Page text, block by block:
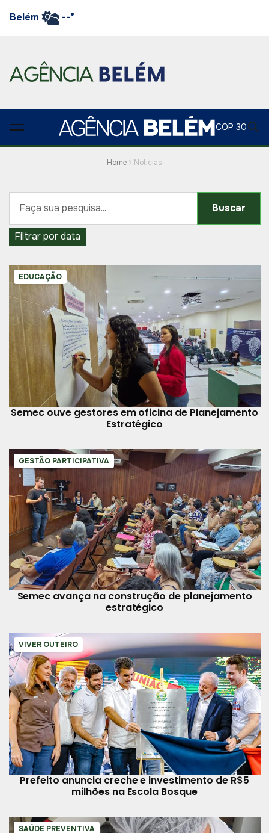
Belém --°
COP 30
Home Noticias
Buscar
Filtrar por data
EDUCAÇÃO
Semec ouve gestores em oficina de Planejamento
Estratégico
GESTÃO PARTICIPATIVA
Semec avança na construção de planejamento
estratégico
VIVER OUTEIRO
Prefeito anuncia creche e investimento de R$5
milhões na Escola Bosque
SAÚDE PREVENTIVA